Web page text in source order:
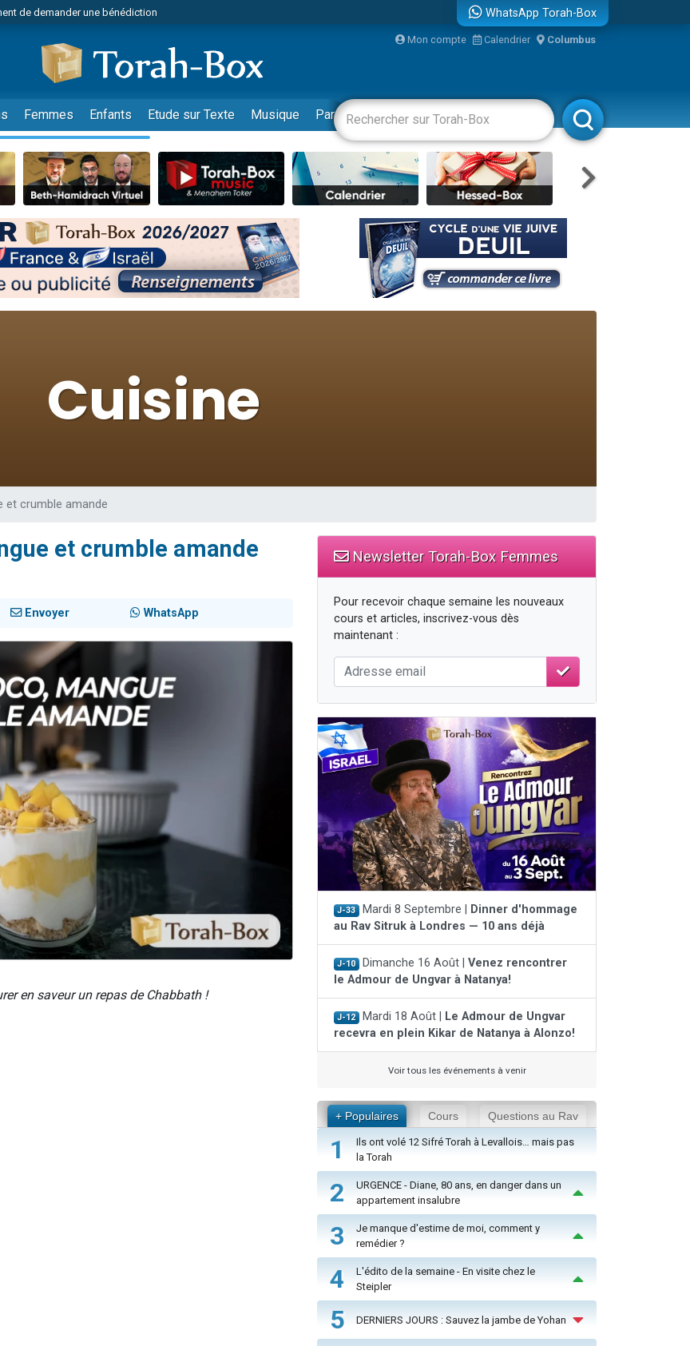
de demander une bénédiction
dans Torah-Box Music
de faire un don pour Sauvez la jambe de Yohan
de nous rejoindre sur WhatsApp
de nous rejoindre sur WhatsApp
de nous rejoindre sur WhatsApp
dans Torah-Box Music
de faire un don pour Tsédaka : pauvres d'Israel
de faire un don pour Diane, 80 ans, dans un appartement insalubre
: Visions de grandeur n°104 : Le Chabbath et le Birkat Hamazone à travers le temps
de demander une bénédiction
pour étudier en groupe sur Zoom
de faire un don pour Reloger Rivka, 6 enfants, victime de violences...
de demander une bénédiction
WhatsApp Torah-Box
Mon compte Calendrier Columbus
Femmes Enfants Etude sur Texte Musique Paracha Divertissements Livres Rabbanim
et crumble amande
et crumble amande
Envoyer WhatsApp
en saveur un repas de Chabbath !
Newsletter Torah-Box Femmes
Pour recevoir chaque semaine les nouveaux
cours et articles, inscrivez-vous dès
maintenant :
J-33 Mardi 8 Septembre |
Dinner d'hommage
au Rav Sitruk à Londres — 10 ans déjà
J-10 Dimanche 16 Août | Venez rencontrer
le Admour de Ungvar à Natanya!
J-12 Mardi 18 Août |
Le Admour de Ungvar
recevra en plein Kikar de Natanya à Alonzo!
Voir tous les événements à venir
+ Populaires Cours Questions au Rav
1
Ils ont volé 12 Sifré Torah à Levallois… mais pas
la Torah
2
URGENCE - Diane, 80 ans, en danger dans un
appartement insalubre
3
Je manque d'estime de moi, comment y
remédier ?
4
L'édito de la semaine - En visite chez le
Steipler
5 DERNIERS JOURS : Sauvez la jambe de Yohan